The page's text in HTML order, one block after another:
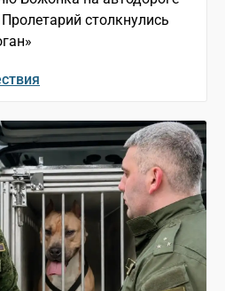
столкнулись